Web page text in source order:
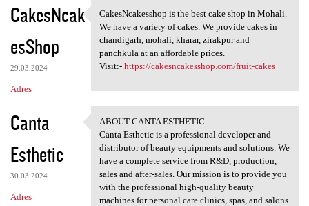
CakesNcak
esShop
29.03.2024
Adres
CakesNcakesshop is the best
CakesNcakesshop is the best cake shop in Mohali.
We have a variety of cakes. We provide cakes in
chandigarh, mohali, kharar, zirakpur and
panchkula at an affordable prices.
Visit:- https://cakesncakesshop.com/fruit-cakes
Canta
Esthetic
30.03.2024
Adres
ABOUT CANTA ESTHETIC
ABOUT CANTA ESTHETIC
Canta Esthetic is a professional developer and
distributor of beauty equipments and solutions. We
have a complete service from R&D, production,
sales and after-sales. Our mission is to provide you
with the professional high-quality beauty
machines for personal care clinics, spas, and salons.